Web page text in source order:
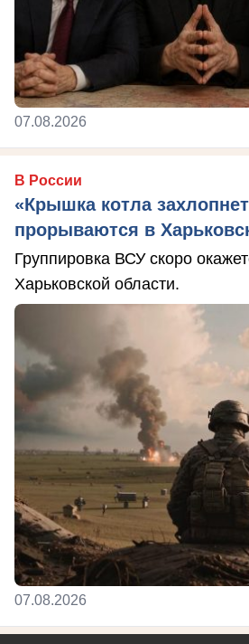
07.08.2026
В России
«Крышка котла
прорываются в
Группировка ВСУ скоро
Харьковской области.
07.08.2026